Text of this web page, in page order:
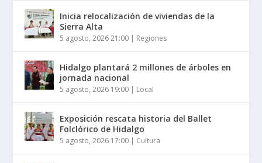
Inicia relocalización de viviendas de la
Sierra Alta
5 agosto, 2026 21:00 | Regiones
Hidalgo plantará 2 millones de árboles en
jornada nacional
5 agosto, 2026 19:00 | Local
Exposición rescata historia del Ballet
Folclórico de Hidalgo
5 agosto, 2026 17:00 | Cultura